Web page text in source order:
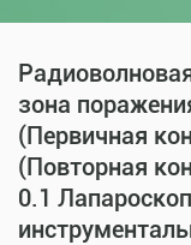
зона
(Первичная
(Повторная
0.1